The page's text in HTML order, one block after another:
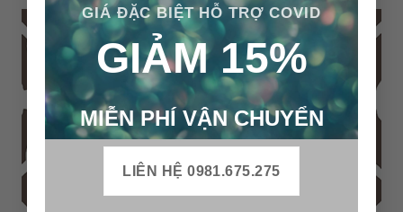
GIÁ ĐẶC BIỆT HỖ TRỢ COVID
GIẢM 15%
MIỄN PHÍ VẬN CHUYỂN
LIÊN HỆ 0981.675.275